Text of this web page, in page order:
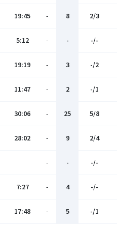
19:45 - 8 2/3
5:12 - - -/-
19:19 - 3 -/2
11:47 - 2 -/1
30:06 - 25 5/8
28:02 - 9 2/4
- - -/-
7:27 - 4 -/-
17:48 - 5 -/1